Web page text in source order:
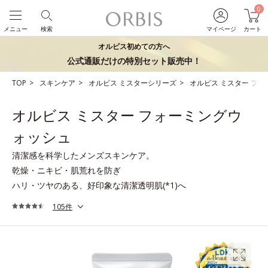
マイページ
0
カート
検索
メニュー
オルビス初めての方へ
公式通販だけの特別セット販売中！
TOP スキンケア オルビス ミスターシリーズ オルビス ミスター フ
オルビス ミスター フォーミングウ
ォッシュ
清潔感を科学したメンズスキンケア。
乾燥・ニキビ・肌荒れを防ぎ
ハリ・ツヤのある、好印象な清潔透明肌(*1)へ
105件